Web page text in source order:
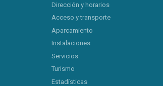
Dirección y horarios
Acceso y transporte
Aparcamiento
Instalaciones
Servicios
Turismo
Estadísticas